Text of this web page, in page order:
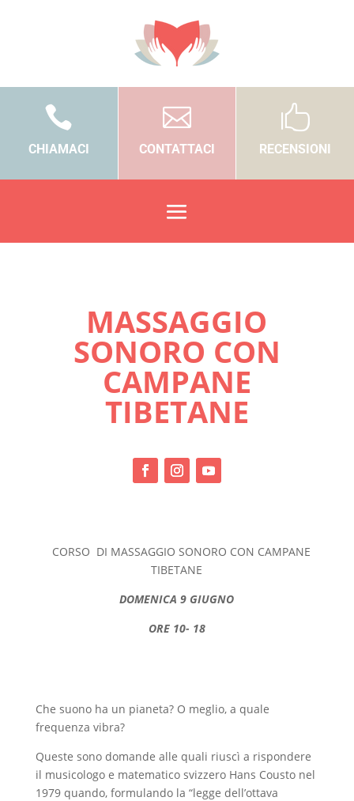

CHIAMACI

CONTATTACI

RECENSIONI
MASSAGGIO
SONORO CON
CAMPANE
TIBETANE
CORSO DI MASSAGGIO SONORO CON CAMPANE
TIBETANE
DOMENICA 9 GIUGNO
ORE 10- 18
Che suono ha un pianeta? O meglio, a quale
frequenza vibra?
Queste sono domande alle quali riuscì a rispondere
il musicologo e matematico svizzero Hans Cousto nel
1979 quando, formulando la “legge dell’ottava